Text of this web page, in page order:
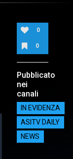
0
0
Pubblicato
nei
canali
IN EVIDENZA
ASITV DAILY
NEWS